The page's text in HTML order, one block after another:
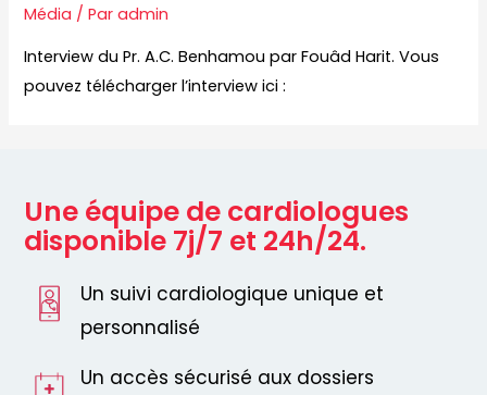
Média / Paradmin
Interview du Pr. A.C. Benhamou par Fouâd Harit. Vous
pouvez télécharger l’interview ici :
Une équipe de cardiologues
disponible 7j/7 et 24h/24.
Un suivi cardiologique unique et
personnalisé
Un accès sécurisé aux dossiers